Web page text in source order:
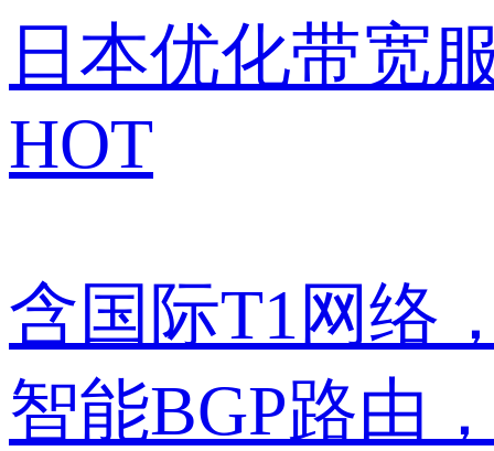
日本优化带宽
HOT
含国际T1网络
智能BGP路由